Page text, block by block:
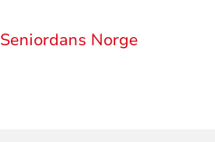
Seniordans Norge